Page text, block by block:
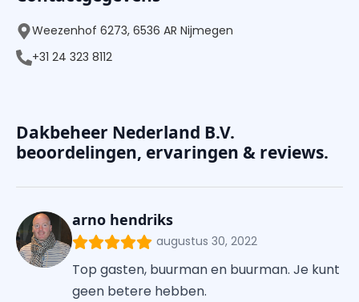
Weezenhof 6273, 6536 AR Nijmegen
+31 24 323 8112
Dakbeheer Nederland B.V.
beoordelingen, ervaringen & reviews.
arno hendriks
augustus 30, 2022
Top gasten, buurman en buurman. Je kunt
geen betere hebben.